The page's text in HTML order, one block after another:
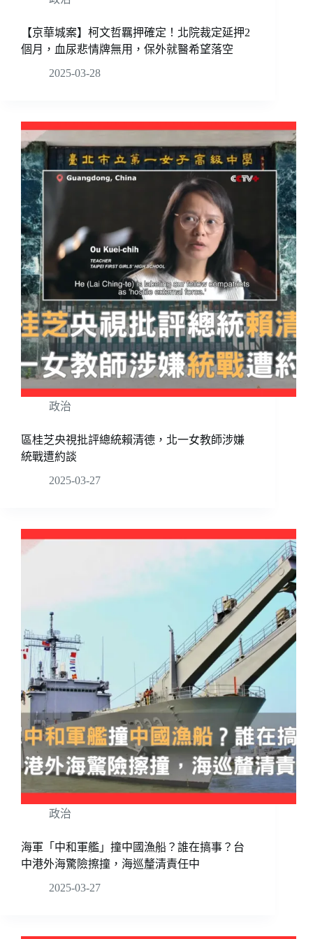
【京華城案】柯文哲羈押確定！北院裁定延押2
個月，血尿悲情牌無用，保外就醫希望落空
2025-03-28
政治
區桂芝央視批評總統賴清德，北一女教師涉嫌
統戰遭約談
2025-03-27
政治
海軍「中和軍艦」撞中國漁船？誰在搞事？台
中港外海驚險擦撞，海巡釐清責任中
2025-03-27